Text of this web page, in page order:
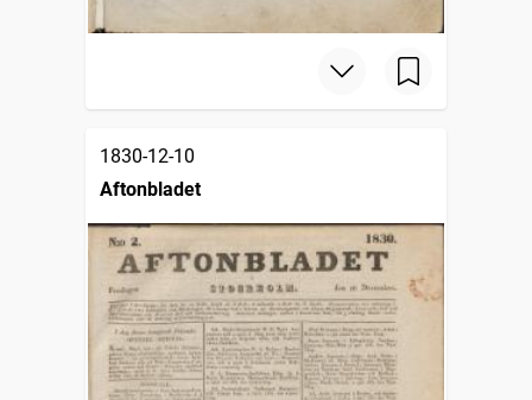
1830-12-10
Aftonbladet